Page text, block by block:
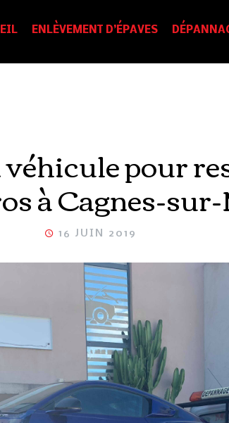
ENLÈVEMENT D’ÉPAVES
pour
à Cagnes-
16 JUIN 2019